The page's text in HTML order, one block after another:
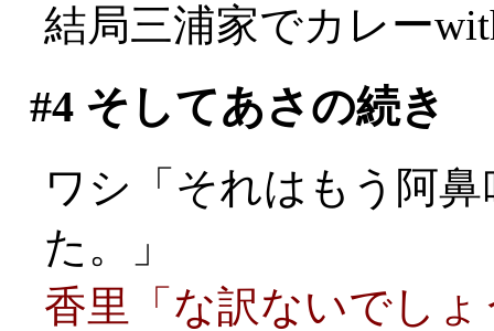
結局三浦家でカレー
#4そしてあさの続き
ワシ「それはもう阿
た。」
香里「な訳ないでし